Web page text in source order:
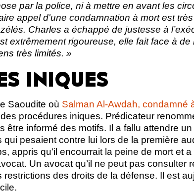
par la police, ni à mettre en avant les
appel d'une condamnation à mort est
Charles a échappé de justesse à
extrêmement rigoureuse, elle fait face à
très limités. »
INIQUES
Saoudite où Salman Al-Awdah, condamné
procédures iniques. Prédicateur
être informé des motifs. Il a fallu attendre un
pesaient contre lui lors de la première
appris qu’il encourrait la peine de mort et a
Un avocat qu’il ne peut pas consulter
des droits de la défense. Il est